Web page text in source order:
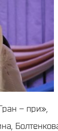
– при»,